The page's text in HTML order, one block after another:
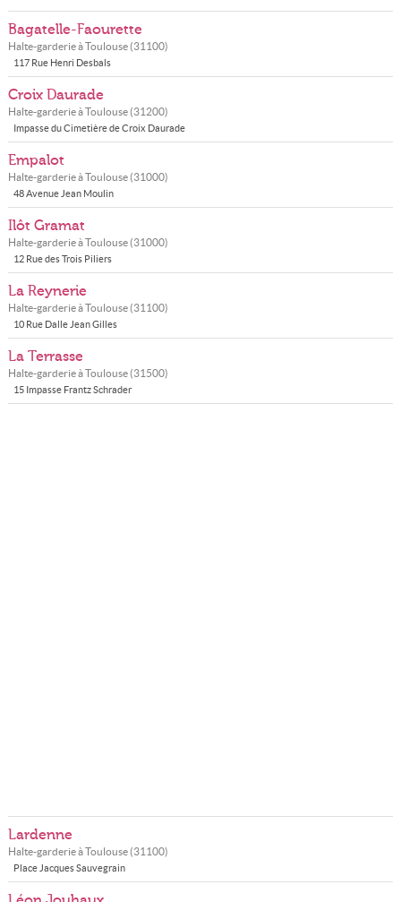
Bagatelle-Faourette
Halte-garderie àToulouse(31100)
117 Rue Henri Desbals
Croix Daurade
Halte-garderie àToulouse(31200)
Impasse du Cimetière de Croix Daurade
Empalot
Halte-garderie àToulouse(31000)
48 Avenue Jean Moulin
Ilôt Gramat
Halte-garderie àToulouse(31000)
12 Rue des Trois Piliers
La Reynerie
Halte-garderie àToulouse(31100)
10 Rue Dalle Jean Gilles
La Terrasse
Halte-garderie àToulouse(31500)
15 Impasse Frantz Schrader
Lardenne
Halte-garderie àToulouse(31100)
Place Jacques Sauvegrain